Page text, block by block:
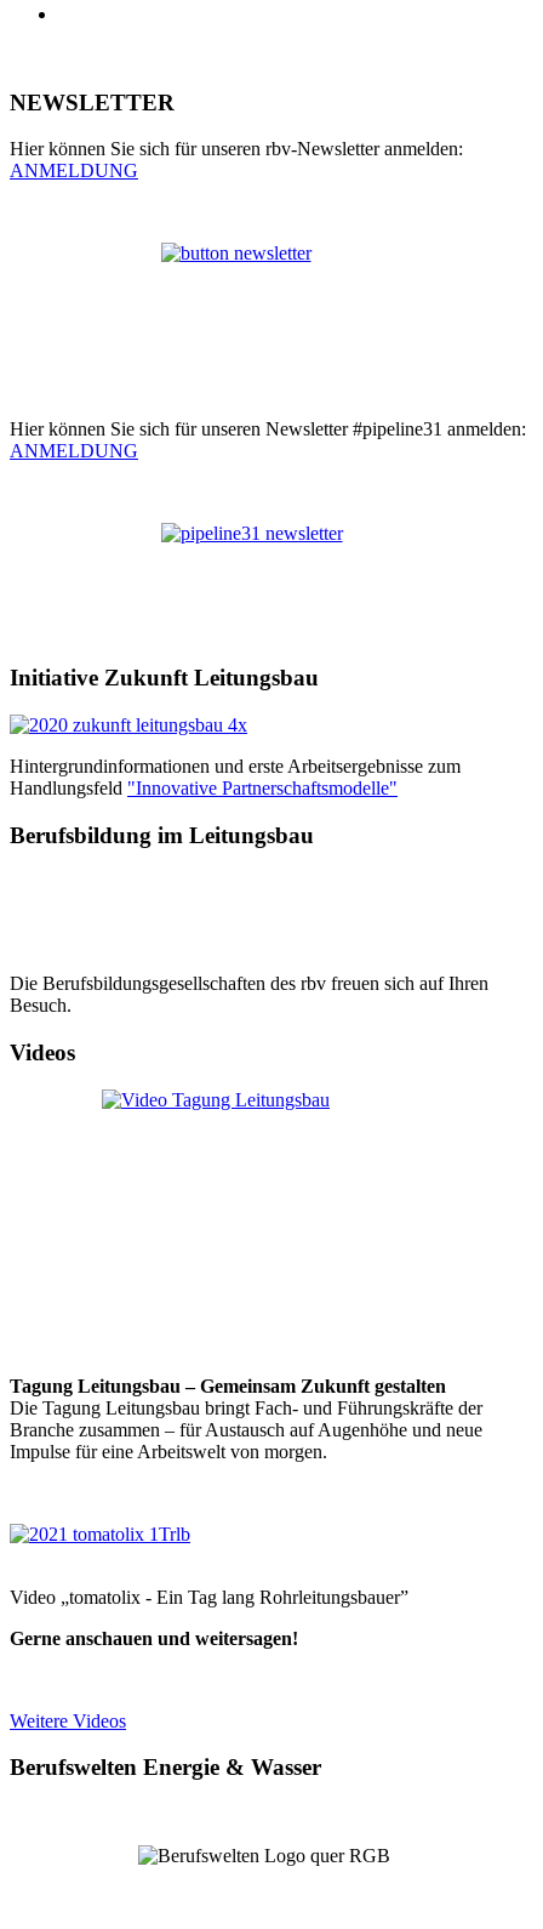
NEWSLETTER
Hier können Sie sich für unseren rbv-Newsletter anmelden:
ANMELDUNG
Hier können Sie sich für unseren Newsletter #pipeline31 anmelden:
ANMELDUNG
Initiative Zukunft Leitungsbau
Hintergrundinformationen und erste Arbeitsergebnisse zum
Handlungsfeld "Innovative Partnerschaftsmodelle"
Berufsbildung im Leitungsbau
Die Berufsbildungsgesellschaften des rbv freuen sich auf Ihren
Besuch.
Videos
Tagung Leitungsbau – Gemeinsam Zukunft gestalten
Die Tagung Leitungsbau bringt Fach- und Führungskräfte der
Branche zusammen – für Austausch auf Augenhöhe und neue
Impulse für eine Arbeitswelt von morgen.
Video „tomatolix - Ein Tag lang Rohrleitungsbauer”
Gerne anschauen und weitersagen!
Weitere Videos
Berufswelten Energie & Wasser